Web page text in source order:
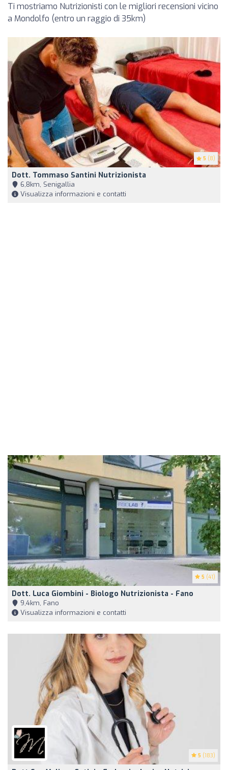
Ti mostriamo Nutrizionisti con le migliori recensioni vicino
a Mondolfo (entro un raggio di 35km)
5 (8)
Dott. Tommaso Santini Nutrizionista
6,8km, Senigallia
Visualizza informazioni e contatti
5 (41)
Dott. Luca Giombini - Biologo Nutrizionista - Fano
9,4km, Fano
Visualizza informazioni e contatti
5 (183)